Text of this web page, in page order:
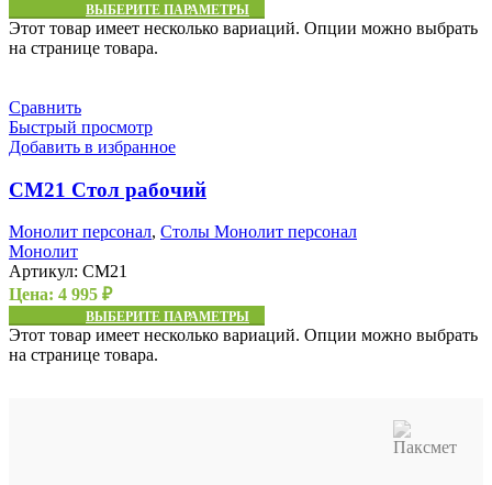
ВЫБЕРИТЕ ПАРАМЕТРЫ
Этот товар имеет несколько вариаций. Опции можно выбрать
на странице товара.
Сравнить
Быстрый просмотр
Добавить в избранное
СМ21 Стол рабочий
Монолит персонал, Столы Монолит персонал
Монолит
Артикул: СМ21
Цена: 4 995 ₽
ВЫБЕРИТЕ ПАРАМЕТРЫ
Этот товар имеет несколько вариаций. Опции можно выбрать
на странице товара.